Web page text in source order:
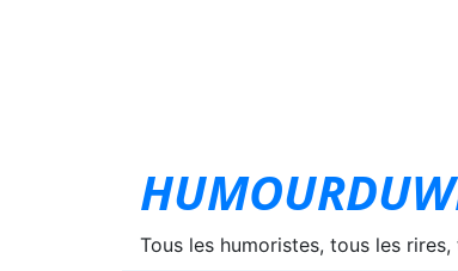
Tous les humoristes, tous les